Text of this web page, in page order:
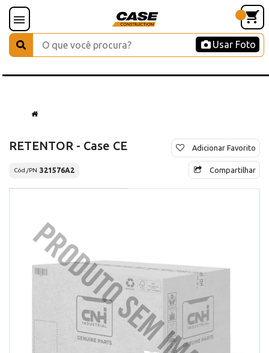
Usar Foto
RETENTOR - Case CE
Cód./PN 321576A2
Adicionar Favorito
Compartilhar